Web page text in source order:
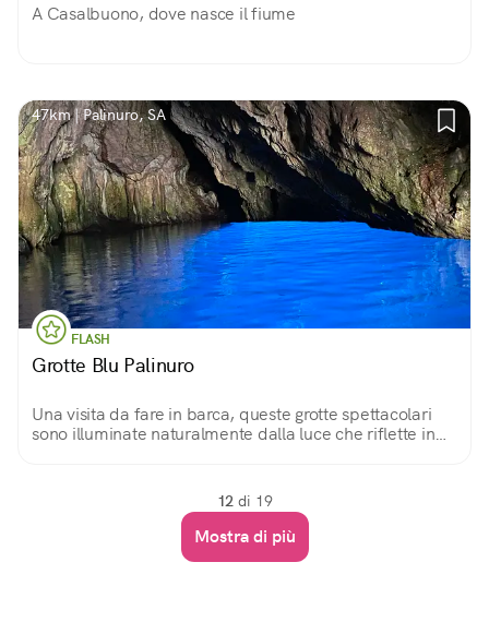
A Casalbuono, dove nasce il fiume
47km | Palinuro, SA
FLASH
Grotte Blu Palinuro
Una visita da fare in barca, queste grotte spettacolari
sono illuminate naturalmente dalla luce che riflette in
12 di 19
Mostra di più